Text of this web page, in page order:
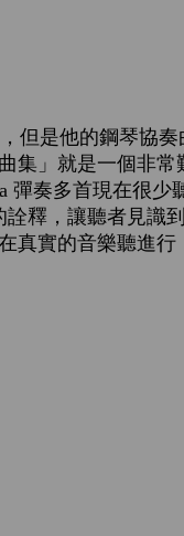
但是他的鋼琴協奏
集」就是一個非常
彈奏多首現在很少
詮釋，讓聽者見識
真實的音樂聽進行